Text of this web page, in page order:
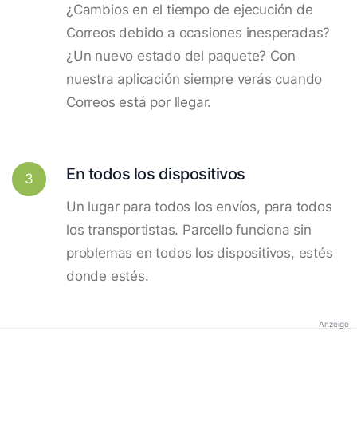
¿Cambios en el tiempo de ejecución de
Correos debido a ocasiones inesperadas?
¿Un nuevo estado del paquete? Con
nuestra aplicación siempre verás cuando
Correos está por llegar.
3 En todos los dispositivos
Un lugar para todos los envíos, para todos
los transportistas. Parcello funciona sin
problemas en todos los dispositivos, estés
donde estés.
Anzeige